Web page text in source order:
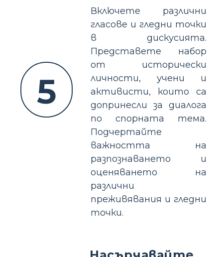
5
Включете различни
гласове и гледни точки
в дискусията.
Представете набор
от исторически
личности, учени и
активисти, които са
допринесли за диалога
по спорната тема.
Подчертайте
важността на
разпознаването и
оценяването на
различни
преживявания и гледни
точки.